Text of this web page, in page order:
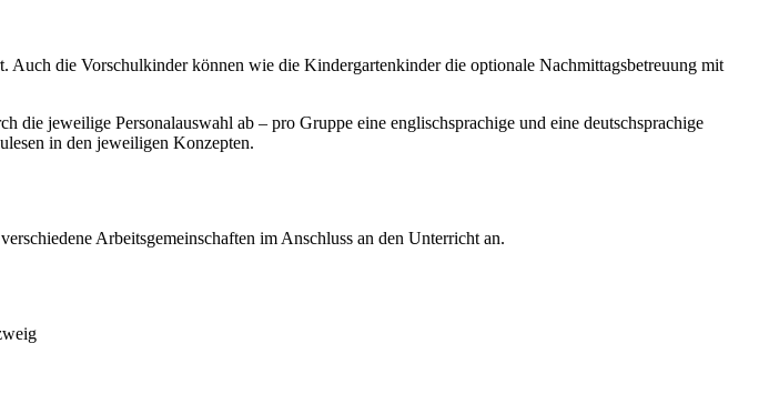
die Vorschulkinder können wie die Kindergartenkinder die optionale Nachmittagsbetreuung mit
jeweilige Personalauswahl ab – pro Gruppe eine englischsprachige und eine deutschsprachige
in den jeweiligen Konzepten.
Arbeitsgemeinschaften im Anschluss an den Unterricht an.